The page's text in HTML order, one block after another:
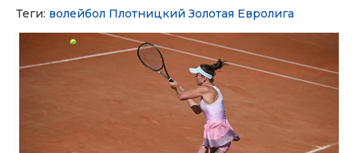
Теги: волейбол Плотницкий Золотая Евролига